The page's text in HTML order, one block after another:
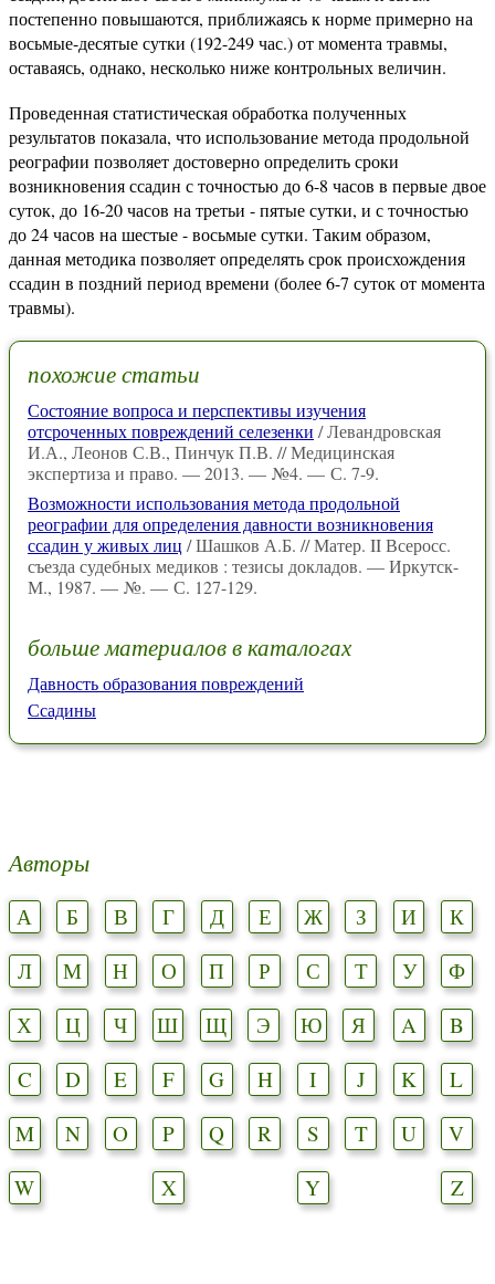
постепенно повышаются, приближаясь к норме примерно на
восьмые-десятые сутки (192-249 час.) от момента травмы,
оставаясь, однако, несколько ниже контрольных величин.
Проведенная статистическая обработка полученных
результатов показала, что использование метода продольной
реографии позволяет достоверно определить сроки
возникновения ссадин с точностью до 6-8 часов в первые двое
суток, до 16-20 часов на третьи - пятые сутки, и с точностью
до 24 часов на шестые - восьмые сутки. Таким образом,
данная методика позволяет определять срок происхождения
ссадин в поздний период времени (более 6-7 суток от момента
травмы).
похожие статьи
Состояние вопроса и перспективы изучения
отсроченных повреждений селезенки / Левандровская
И.А., Леонов С.В., Пинчук П.В. // Медицинская
экспертиза и право. — 2013. — №4. — С. 7-9.
Возможности использования метода продольной
реографии для определения давности возникновения
ссадин у живых лиц / Шашков А.Б. // Матер. II Всеросс.
съезда судебных медиков : тезисы докладов. — Иркутск-
М., 1987. — №. — С. 127-129.
больше материалов в каталогах
Давность образования повреждений
Ссадины
Авторы
А Б В Г Д Е Ж З И
К
Л
М Н О П Р С Т У
Ф
Х
Ц Ч Ш Щ Э Ю Я A
B
C
D E F G H I J K
L
M
N O P Q R S T U
V
W
X Y Z